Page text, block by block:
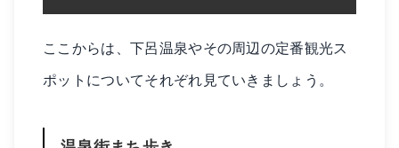
ここからは、下呂温泉やその周辺の定番観光ス
ポットについてそれぞれ見ていきましょう。